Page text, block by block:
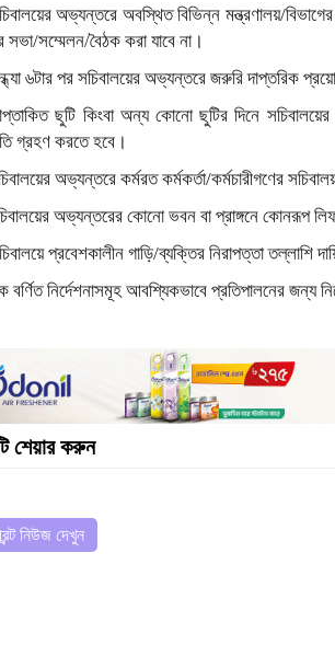
অভ্যন্তরে অবস্থিত বিভিন্ন মন্ত্রণালয়/
সভা/সম্মেলন/বৈঠক করা যাবে না।
৬টার পর সচিবালয়ের অভ্যন্তরে জরুরি দাপ্তরিক
ছুটি কিংবা অন্য কোনো ছুটির দিনে
গ্রহণ করতে হবে।
অভ্যন্তরে কর্মরত কর্মকর্তা/কর্মচারীগণের
অভ্যন্তরের কোনো ভবন বা প্রাঙ্গনে কোনরূপ
প্রবেশকালীন গাড়ি/ব্যক্তির নিরাপত্তা তল্লাশি
নির্দেশনাসমূহ আবশ্যিকভাবে প্রতিপালনের জন্য
শেয়ার করুন
নিউজ দেখুন